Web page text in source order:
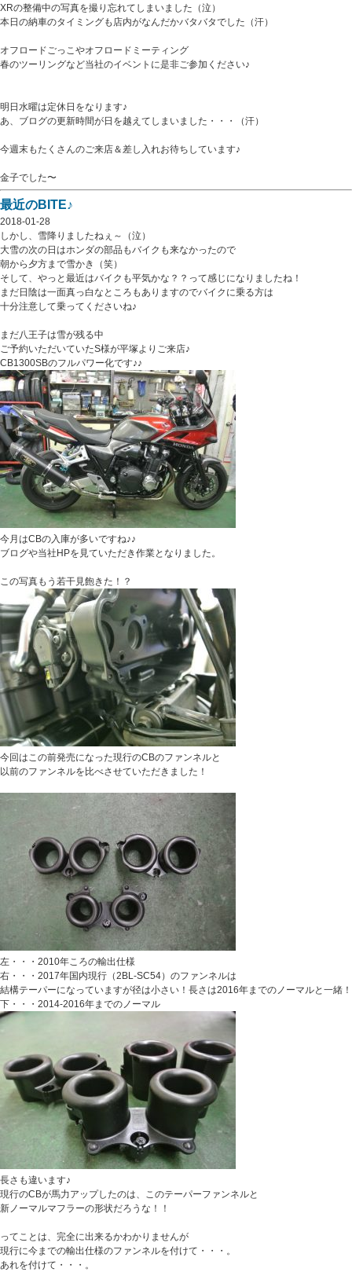
XRの整備中の写真を撮り忘れてしまいました（泣）
本日の納車のタイミングも店内がなんだかバタバタでした（汗）
オフロードごっこやオフロードミーティング
春のツーリングなど当社のイベントに是非ご参加ください♪
明日水曜は定休日をなります♪
あ、ブログの更新時間が日を越えてしまいました・・・（汗）
今週末もたくさんのご来店＆差し入れお待ちしています♪
金子でした〜
最近のBITE♪
2018-01-28
しかし、雪降りましたねぇ～（泣）
大雪の次の日はホンダの部品もバイクも来なかったので
朝から夕方まで雪かき（笑）
そして、やっと最近はバイクも平気かな？？って感じになりましたね！
まだ日陰は一面真っ白なところもありますのでバイクに乗る方は
十分注意して乗ってくださいね♪
まだ八王子は雪が残る中
ご予約いただいていたS様が平塚よりご来店♪
CB1300SBのフルパワー化です♪♪
今月はCBの入庫が多いですね♪♪
ブログや当社HPを見ていただき作業となりました。
この写真もう若干見飽きた！？
今回はこの前発売になった現行のCBのファンネルと
以前のファンネルを比べさせていただきました！
左・・・2010年ころの輸出仕様
右・・・2017年国内現行（2BL-SC54）のファンネルは
結構テーパーになっていますが径は小さい！長さは2016年までのノーマルと一緒！
下・・・2014-2016年までのノーマル
長さも違います♪
現行のCBが馬力アップしたのは、このテーパーファンネルと
新ノーマルマフラーの形状だろうな！！
ってことは、完全に出来るかわかりませんが
現行に今までの輸出仕様のファンネルを付けて・・・。
あれを付けて・・・。